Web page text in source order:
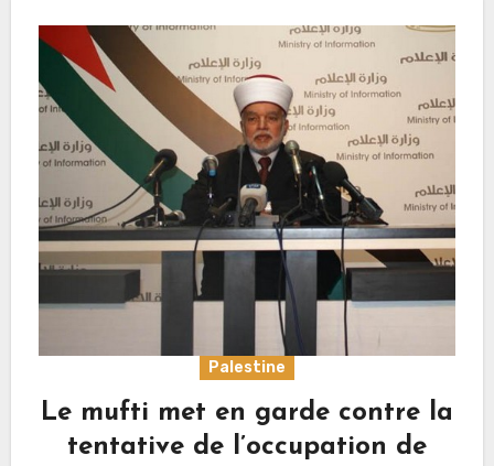
Palestine
Le mufti met en garde contre la
tentative de l’occupation de